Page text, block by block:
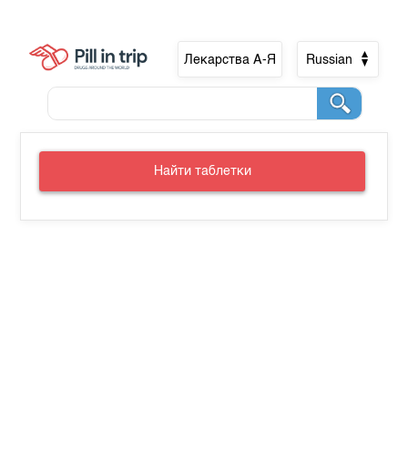
Лекарства А-Я Russian
Найти таблетки